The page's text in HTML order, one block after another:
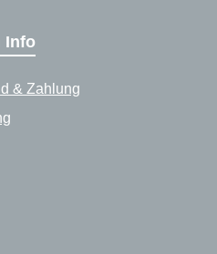
Info
& Zahlung